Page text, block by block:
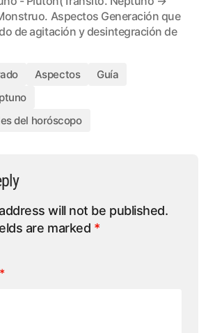
Aspectos Generación que
de agitación y desintegración de
Aspectos
Guía
del horóscopo
will not be published.
are marked *
*